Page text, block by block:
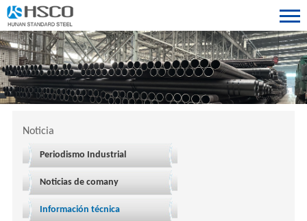
Noticia
Periodismo Industrial
Noticias de comany
Información técnica